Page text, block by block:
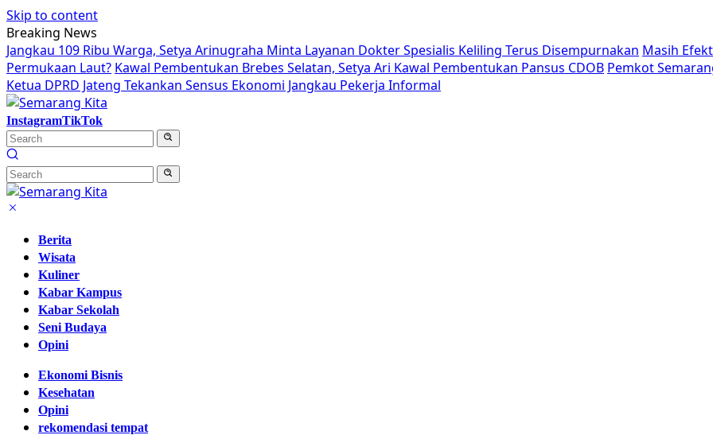
Skip to content
Breaking News
Jangkau 109 Ribu Warga, Setya Arinugraha Minta Layanan Dokter Spesialis Keliling Terus Disempurnakan Masih
Permukaan Laut? Kawal Pembentukan Brebes Selatan, Setya Ari Kawal Pembentukan Pansus CDOB Pemkot
Ketua DPRD Jateng Tekankan Sensus Ekonomi Jangkau Pekerja Informal
InstagramTikTok
Berita
Wisata
Kuliner
Kabar Kampus
Kabar Sekolah
Seni Budaya
Opini
Ekonomi Bisnis
Kesehatan
Opini
rekomendasi tempat